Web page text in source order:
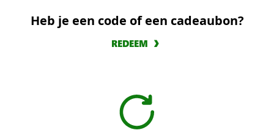
Heb je een code of een cadeaubon?
REDEEM